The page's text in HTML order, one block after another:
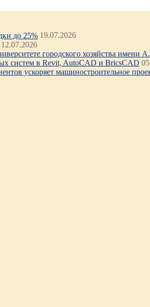
до 25% 19.07.2026
12.07.2026
городского хозяйства
систем в Revit, AutoCAD и BricsCAD
ускоряет машиностроительное